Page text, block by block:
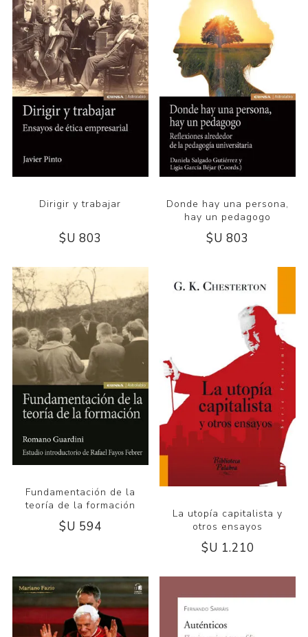
Dirigir y trabajar
$U 803
Donde hay una persona,
hay un pedagogo
$U 803
Fundamentación de la
teoría de la formación
$U 594
La utopía capitalista y
otros ensayos
$U 1.210